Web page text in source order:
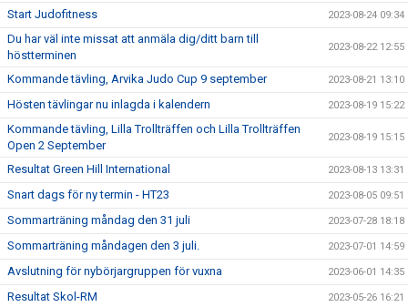
Start Judofitness 2023-08-24 09:34
Du har väl inte missat att anmäla dig/ditt barn till
höstterminen
2023-08-22 12:55
Kommande tävling, Arvika Judo Cup 9 september 2023-08-21 13:10
Hösten tävlingar nu inlagda i kalendern 2023-08-19 15:22
Kommande tävling, Lilla Trollträffen och Lilla Trollträffen
Open 2 September
2023-08-19 15:15
Resultat Green Hill International 2023-08-13 13:31
Snart dags för ny termin - HT23 2023-08-05 09:51
Sommarträning måndag den 31 juli 2023-07-28 18:18
Sommarträning måndagen den 3 juli. 2023-07-01 14:59
Avslutning för nybörjargruppen för vuxna 2023-06-01 14:35
Resultat Skol-RM 2023-05-26 16:21